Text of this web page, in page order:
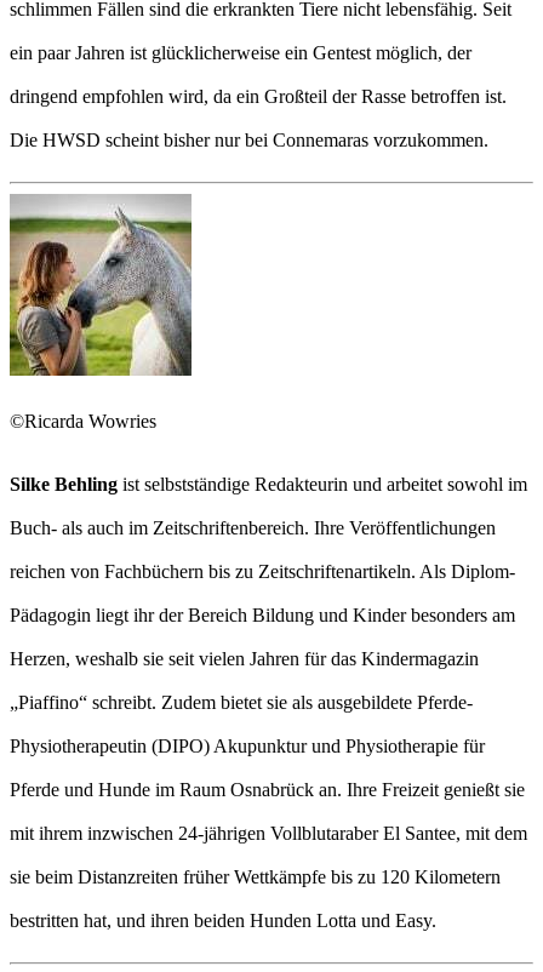
schlimmen Fällen sind die erkrankten Tiere nicht lebensfähig. Seit
ein paar Jahren ist glücklicherweise ein Gentest möglich, der
dringend empfohlen wird, da ein Großteil der Rasse betroffen ist.
Die HWSD scheint bisher nur bei Connemaras vorzukommen.
©Ricarda Wowries
Silke Behling ist selbstständige Redakteurin und arbeitet sowohl im
Buch- als auch im Zeitschriftenbereich. Ihre Veröffentlichungen
reichen von Fachbüchern bis zu Zeitschriftenartikeln. Als Diplom-
Pädagogin liegt ihr der Bereich Bildung und Kinder besonders am
Herzen, weshalb sie seit vielen Jahren für das Kindermagazin
„Piaffino“ schreibt. Zudem bietet sie als ausgebildete Pferde-
Physiotherapeutin (DIPO) Akupunktur und Physiotherapie für
Pferde und Hunde im Raum Osnabrück an. Ihre Freizeit genießt sie
mit ihrem inzwischen 24-jährigen Vollblutaraber El Santee, mit dem
sie beim Distanzreiten früher Wettkämpfe bis zu 120 Kilometern
bestritten hat, und ihren beiden Hunden Lotta und Easy.